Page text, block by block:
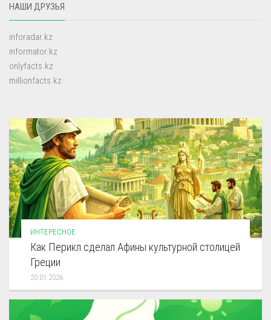
НАШИ ДРУЗЬЯ
inforadar.kz
informator.kz
onlyfacts.kz
millionfacts.kz
ИНТЕРЕСНОЕ
Как Перикл сделал Афины культурной столицей
Греции
20.01.2026